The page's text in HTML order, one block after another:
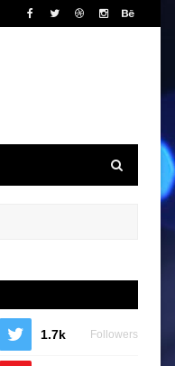
1.7k Followers